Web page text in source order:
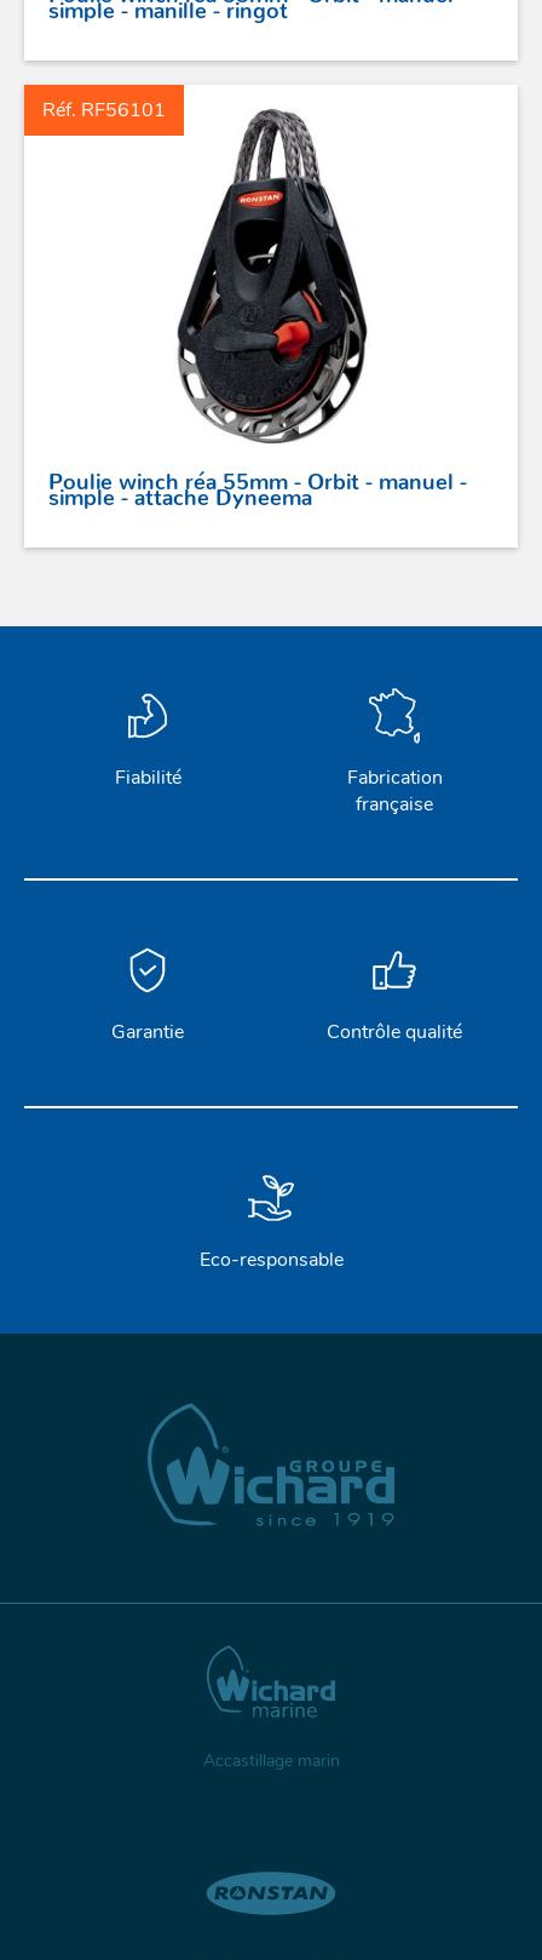
simple - manille - ringot
Réf. RF56101
Poulie winch réa 55mm - Orbit - manuel -
simple - attache Dyneema
Fiabilité
Fabrication
française
Garantie Contrôle qualité
Eco-responsable
Accastillage marin